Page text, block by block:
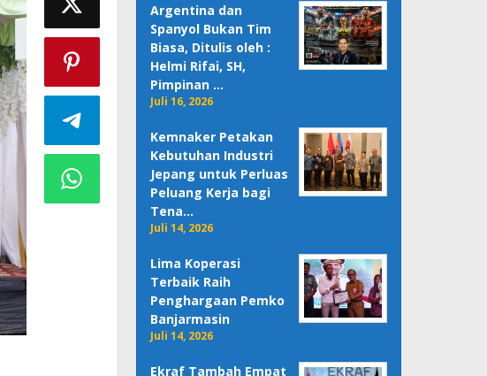
Argentina dan
Spanyol Bukan Tim
Biasa, Ditulis oleh :
Helmi Rifai, SH,
Pimpinan …
Juli 16, 2026
Kemnaker Petakan
Kebutuhan Industri
Jepang untuk Perluas
Peluang Kerja bagi
Tena…
Juli 14, 2026
Lima Koperasi
Terbaik Raih
Penghargaan Pemko
Banjarmasin
Juli 14, 2026
Ekraf Tambah Empat